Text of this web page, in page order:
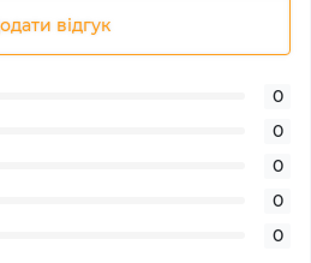
відгук
0
0
0
0
0